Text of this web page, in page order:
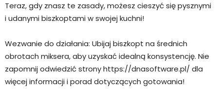
Teraz, gdy znasz te zasady, możesz cieszyć się pysznymi
i udanymi biszkoptami w swojej kuchni!
Wezwanie do działania: Ubijaj biszkopt na średnich
obrotach miksera, aby uzyskać idealną konsystencję. Nie
zapomnij odwiedzić strony https://dnasoftware.pl/ dla
więcej informacji i porad dotyczących gotowania!